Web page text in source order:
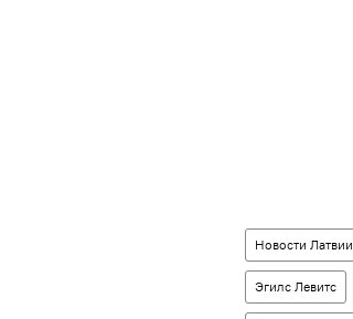
Новости Латвии
Эгилс Левитс